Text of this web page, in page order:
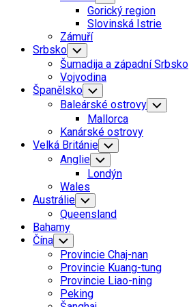
Child
Menu
Gorický region
Slovinská Istrie
Zámuří
Srbsko Toggle
Child
Menu
Šumadija a západní Srbsko
Vojvodina
Španělsko Toggle
Child
Menu
Baleárské ostrovy Toggle
Child
Mallorca
Kanárské ostrovy
Velká Británie Toggle
Child
Menu
Anglie Toggle
Child
Menu
Londýn
Wales
Austrálie Toggle
Child
Menu
Queensland
Bahamy
Čína Toggle
Child
Menu
Provincie Chaj-nan
Provincie Kuang-tung
Provincie Liao-ning
Peking